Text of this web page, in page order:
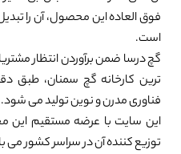
فوق العاده این محصول، آن را
است.
گچ درسا ضمن برآوردن انتظار
ترین کارخانه گچ سمنان، طبق
فناوری مدرن و نوین تولید می شود.
این سایت با عرضه مستقیم این
توزیع کننده آن در سراسر کشور می